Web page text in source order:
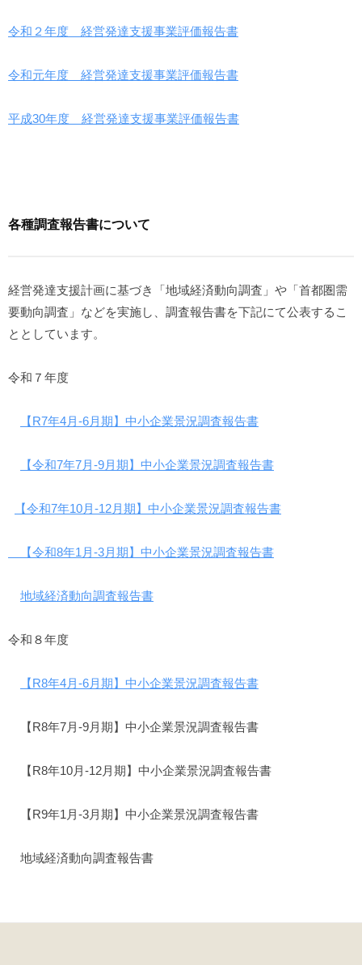
令和２年度 経営発達支援事業評価報告書
令和元年度 経営発達支援事業評価報告書
平成30年度 経営発達支援事業評価報告書
各種調査報告書について
経営発達支援計画に基づき「地域経済動向調査」や「首都圏需
要動向調査」などを実施し、調査報告書を下記にて公表するこ
ととしています。
令和７年度
【R7年4月-6月期】中小企業景況調査報告書
【令和7年7月-9月期】中小企業景況調査報告書
【令和7年10月-12月期】中小企業景況調査報告書
【令和8年1月-3月期】中小企業景況調査報告書
地域経済動向調査報告書
令和８年度
【R8年4月-6月期】中小企業景況調査報告書
【R8年7月-9月期】中小企業景況調査報告書
【R8年10月-12月期】中小企業景況調査報告書
【R9年1月-3月期】中小企業景況調査報告書
地域経済動向調査報告書